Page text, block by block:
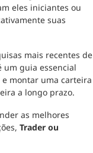
eles iniciantes ou
suas
mais recentes de
um guia essencial
montar uma carteira
a longo prazo.
as melhores
Trader ou